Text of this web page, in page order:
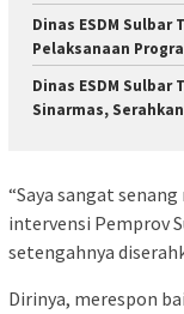
Dinas ESDM Sulbar
Pelaksanaan
Dinas ESDM
Sinarmas,
“Saya sangat
intervensi Pemprov
setengahnya
Dirinya, merespon